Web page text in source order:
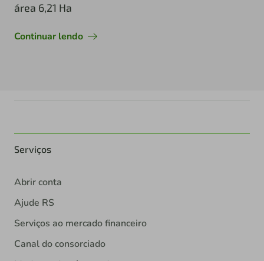
área 6,21 Ha
Continuar lendo
Serviços
Abrir conta
Ajude RS
Serviços ao mercado financeiro
Canal do consorciado